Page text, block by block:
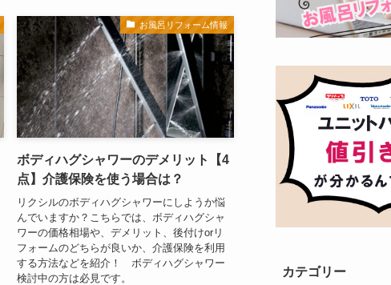
お風呂リフォーム情報
ボディハグシャワーのデメリット【4
点】介護保険を使う場合は？
リクシルのボディハグシャワーにしようか悩
んでいますか？こちらでは、ボディハグシャ
ワーの価格相場や、デメリット、後付けorリ
フォームのどちらが良いか、介護保険を利用
する方法などを紹介！ ボディハグシャワー
検討中の方は必見です。
カテゴリー